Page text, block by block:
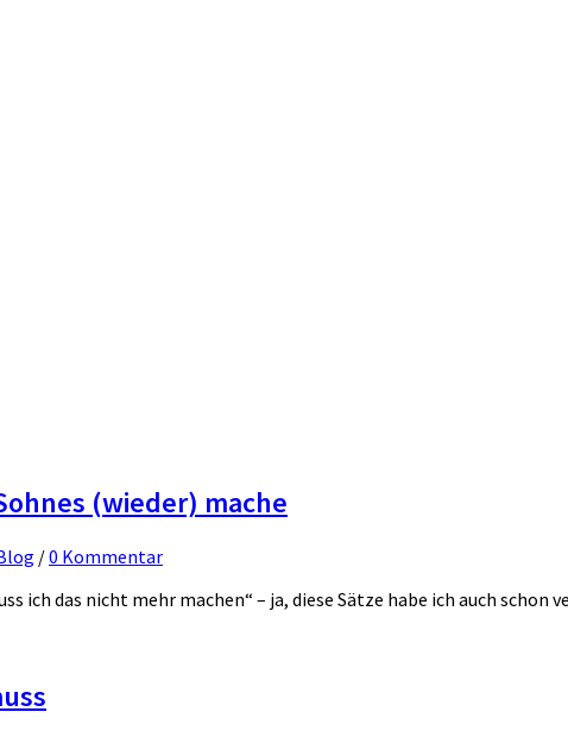
(wieder) mache
/0 Kommentar
ich das nicht mehr machen“ – ja, diese Sätze habe ich auch schon